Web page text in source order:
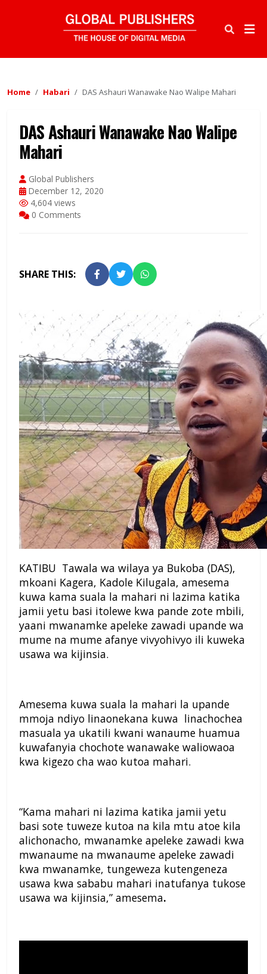
Home Habari DAS Ashauri Wanawake Nao Walipe Mahari
DAS Ashauri Wanawake Nao Walipe
Mahari
Global Publishers
December 12, 2020
4,604 views
0 Comments
SHARE THIS:
KATIBU Tawala wa wilaya ya Bukoba (DAS),
mkoani Kagera, Kadole Kilugala, amesema
kuwa kama suala la mahari ni lazima katika
jamii yetu basi itolewe kwa pande zote mbili,
yaani mwanamke apeleke zawadi upande wa
mume na mume afanye vivyohivyo ili kuweka
usawa wa kijinsia.
Amesema kuwa suala la mahari la upande
mmoja ndiyo linaonekana kuwa linachochea
masuala ya ukatili kwani wanaume huamua
kuwafanyia chochote wanawake waliowaoa
kwa kigezo cha wao kutoa mahari.
“Kama mahari ni lazima katika jamii yetu
basi sote tuweze kutoa na kila mtu atoe kila
alichonacho, mwanamke apeleke zawadi kwa
mwanaume na mwanaume apeleke zawadi
kwa mwanamke, tungeweza kutengeneza
usawa kwa sababu mahari inatufanya tukose
usawa wa kijinsia,” amesema.